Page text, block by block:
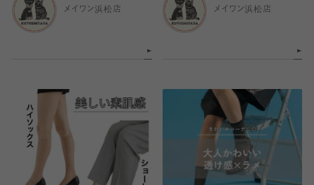
メイワン浜松店
メイワン浜松店